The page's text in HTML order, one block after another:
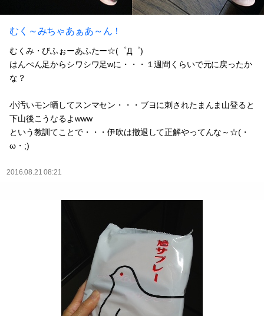
むく～みちゃあぁあ～ん！
むくみ・びふぉーあふたー☆(゜Д゜)
はんぺん足からシワシワ足wに・・・１週間くらいで元に戻ったか
な？
小汚いモン晒してスンマセン・・・ブヨに刺されたまんま山登ると
下山後こうなるよwww
という教訓てことで・・・伊吹は撤退して正解やってんな～☆(・
ω・;)
2016.08.21 08:21